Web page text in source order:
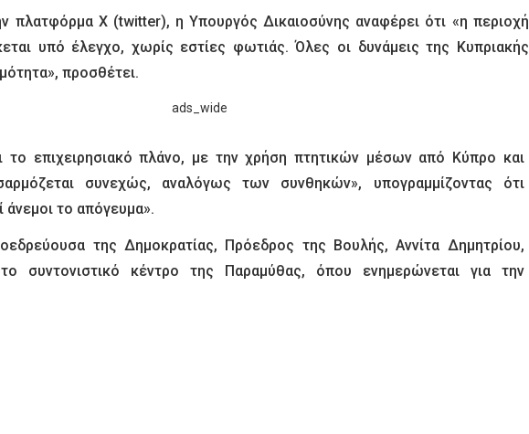
πλατφόρμα Χ (twitter), η Υπουργός Δικαιοσύνης αναφέρει ότι «η περιοχή
υπό έλεγχο, χωρίς εστίες φωτιάς. Όλες οι δυνάμεις της Κυπριακής
προσθέτει.
το επιχειρησιακό πλάνο, με την χρήση πτητικών μέσων από Κύπρο και
συνεχώς, αναλόγως των συνθηκών», υπογραμμίζοντας ότι
άνεμοι το απόγευμα».
της Δημοκρατίας, Πρόεδρος της Βουλής, Αννίτα Δημητρίου,
συντονιστικό κέντρο της Παραμύθας, όπου ενημερώνεται για την